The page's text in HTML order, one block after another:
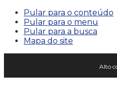
Pular para o conteúdo
Pular para o menu
Pular para a busca
Mapa do site
Alto